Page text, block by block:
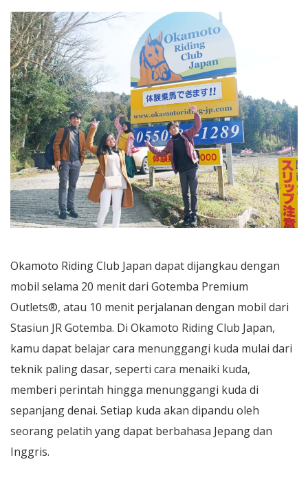
Okamoto Riding Club Japan dapat dijangkau dengan
mobil selama 20 menit dari Gotemba Premium
Outlets®, atau 10 menit perjalanan dengan mobil dari
Stasiun JR Gotemba. Di Okamoto Riding Club Japan,
kamu dapat belajar cara menunggangi kuda mulai dari
teknik paling dasar, seperti cara menaiki kuda,
memberi perintah hingga menunggangi kuda di
sepanjang denai. Setiap kuda akan dipandu oleh
seorang pelatih yang dapat berbahasa Jepang dan
Inggris.